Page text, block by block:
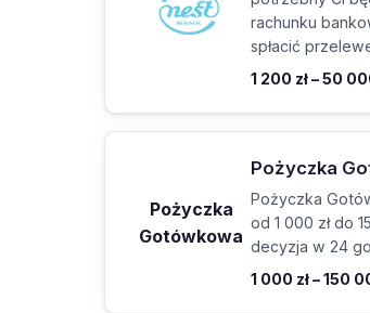
rachunku
spłacić
1 200 zł – 50
Pożyczka
Gotówkowa
Pożyczka
Pożyczka
od 1 000 zł do
decyzja w 24
1 000 zł – 150